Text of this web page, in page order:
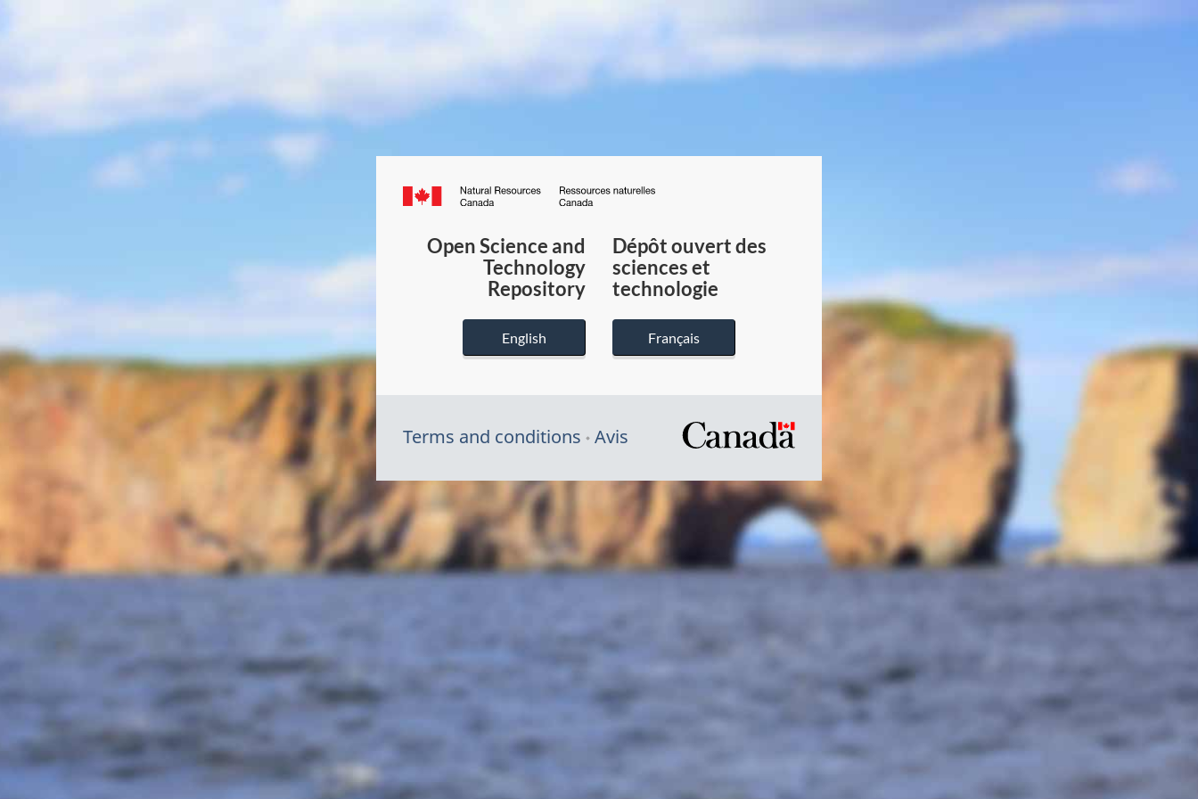
Canada.ca
du
Canada
Open Science and
Technology
Repository
English
Dépôt ouvert des
sciences et
technologie
Français
Terms and conditions Avis
/
du
gouvernement
du